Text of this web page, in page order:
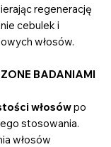
regenerację
cebulek i
włosów.
BADANIAMI
włosówpo
stosowania.
włosów